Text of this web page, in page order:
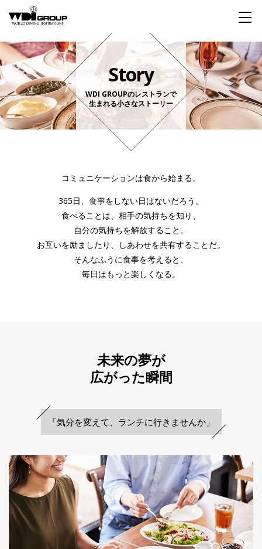
Home
About WDI
WDI STANDARD Company
企業概要
Story Global
社会貢献活動 サステイナビリティ
Restaurant
Wedding
IRライブラリー 株式情報
Franchise
Recruit
Contact
Story
WDI GROUPのレストランで
生まれる小さなストーリー
コミュニケーションは食から始まる。
365日、食事をしない日はないだろう。
食べることは、相手の気持ちを知り、
自分の気持ちを解放すること。
お互いを励ましたり、しあわせを共有することだ。
そんなふうに食事を考えると、
毎日はもっと楽しくなる。
未来の夢が
広がった瞬間
「気分を変えて、 ランチに行きませんか」